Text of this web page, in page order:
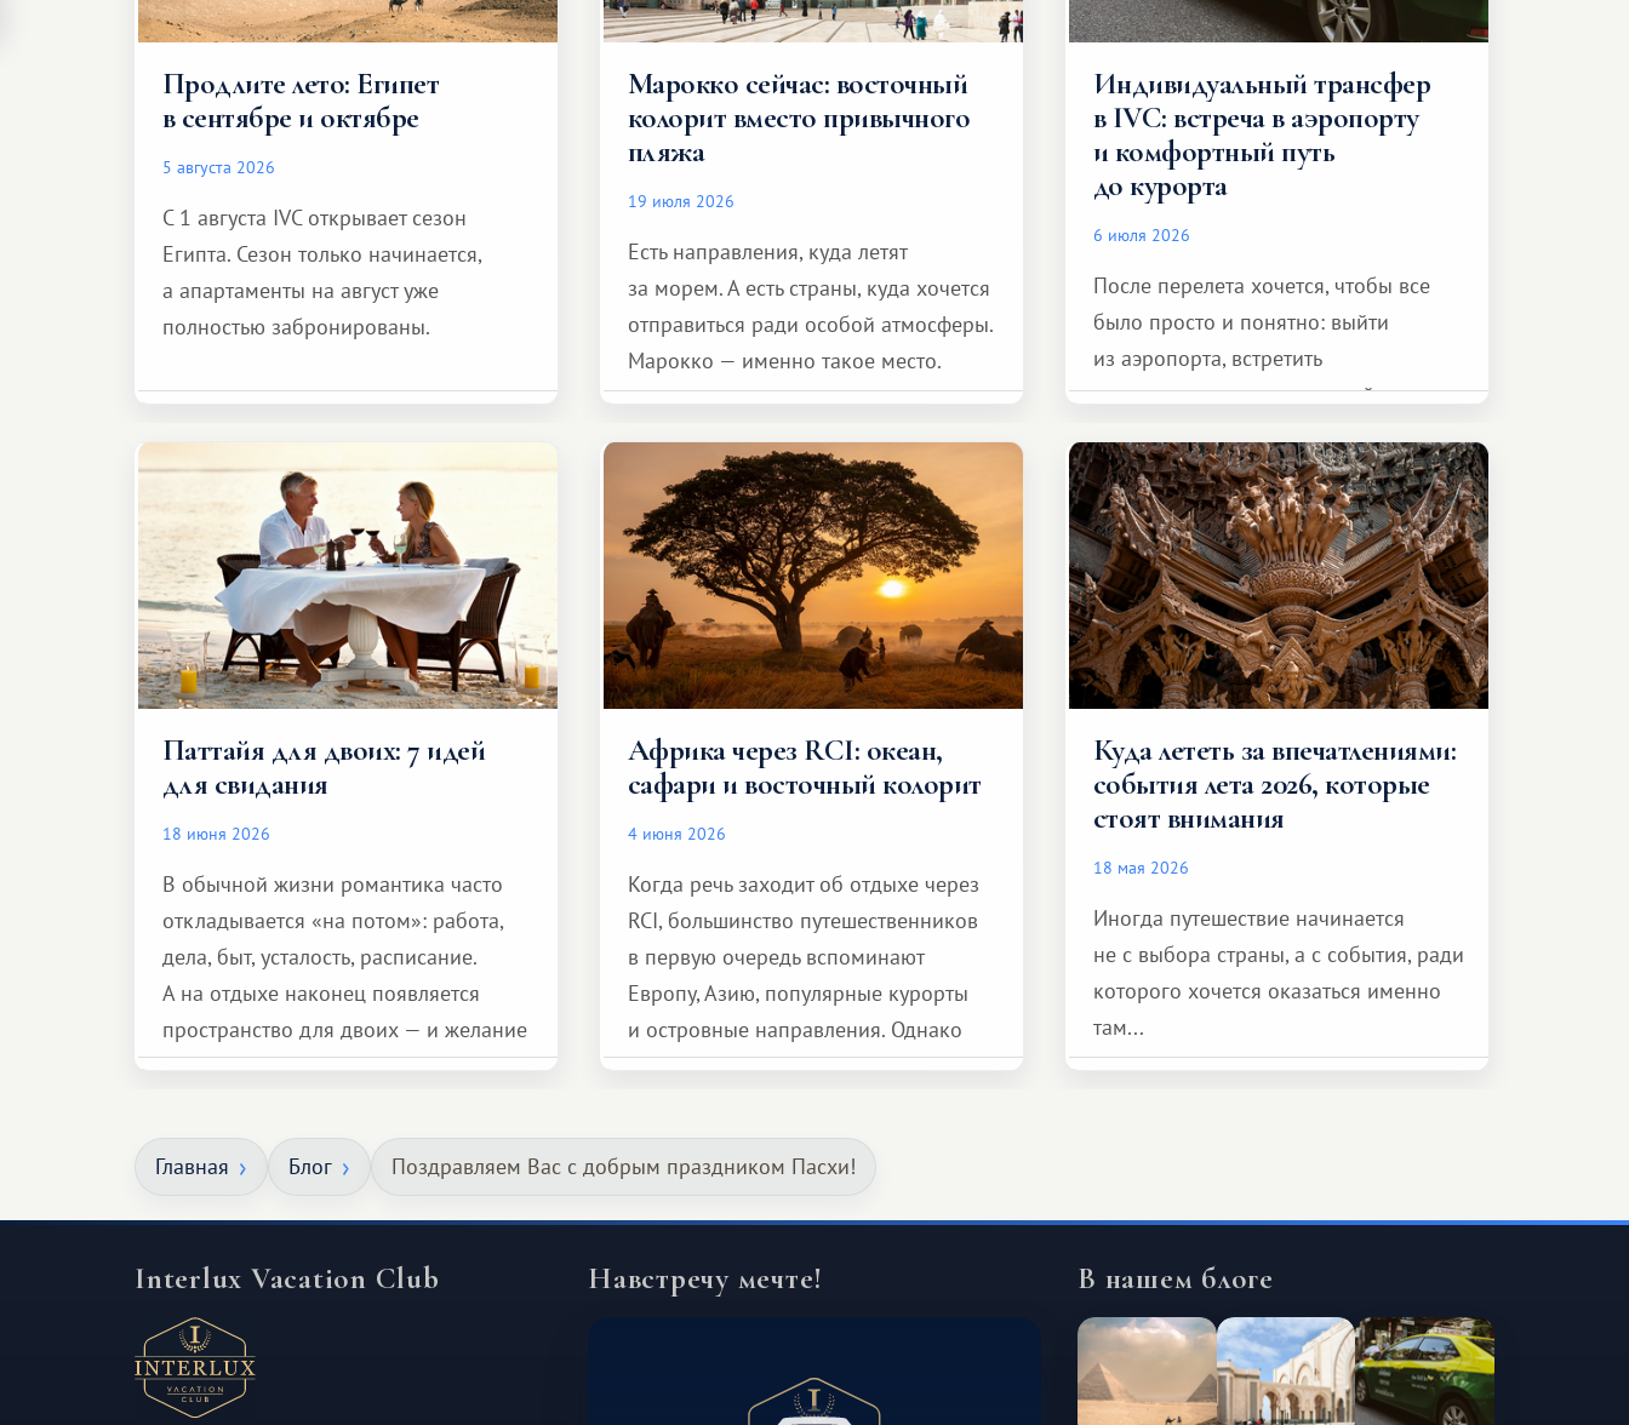
Продлите лето: Египет
в сентябре и октябре
5 августа 2026
С 1 августа IVC открывает сезон
Египта. Сезон только начинается,
а апартаменты на август уже
полностью забронированы.
Марокко сейчас: восточный
колорит вместо привычного
пляжа
19 июля 2026
Есть направления, куда летят
за морем. А есть страны, куда хочется
отправиться ради особой атмосферы.
Марокко — именно такое место.
Индивидуальный трансфер
в IVC: встреча в аэропорту
и комфортный путь
до курорта
6 июля 2026
После перелета хочется, чтобы все
было просто и понятно: выйти
из аэропорта, встретить
представителя транспортной
и спокойно доехать до курорта.
Паттайя для двоих: 7 идей
для свидания
18 июня 2026
В обычной жизни романтика часто
откладывается «на потом»: работа,
дела, быт, усталость, расписание.
А на отдыхе наконец появляется
пространство для двоих — и желание
сделать для близкого человека что-то
масштабное, но тёплое
и запоминающееся :)
Африка через RCI: океан,
сафари и восточный колорит
4 июня 2026
Когда речь заходит об отдыхе через
RCI, большинство путешественников
в первую очередь вспоминают
Европу, Азию, популярные курорты
и островные направления. Однако
возможности обменной системы
и Африка — континент, который
способен подарить совершенно иной
Куда лететь за впечатлениями:
события лета 2026, которые
стоят внимания
18 мая 2026
Иногда путешествие начинается
не с выбора страны, а с события, ради
которого хочется оказаться именно
там...
Главная Блог Поздравляем Вас с добрым праздником Пасхи!
Interlux Vacation Club Навстречу мечте! В нашем блоге